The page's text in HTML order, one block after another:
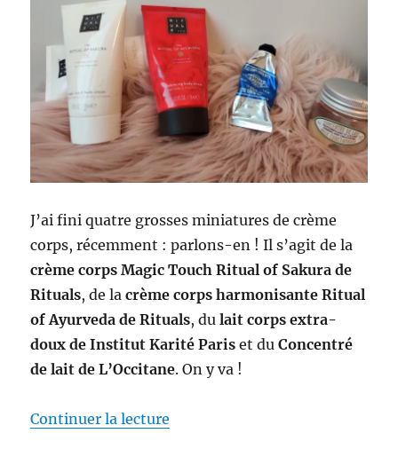
J’ai fini quatre grosses miniatures de crème
corps, récemment : parlons-en ! Il s’agit de la
crème corps Magic Touch Ritual of Sakura de
Rituals, de la crème corps harmonisante Ritual
of Ayurveda de Rituals, dulait corps extra-
doux de Institut Karité Paris et duConcentré
de lait de L’Occitane. On y va !
Continuer la lecture